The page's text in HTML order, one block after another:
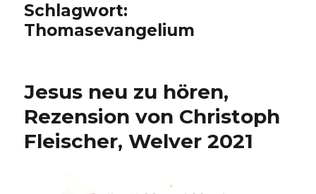
Schlagwort:
Thomasevangelium
Jesus neu zu hören,
Rezension von Christoph
Fleischer, Welver 2021